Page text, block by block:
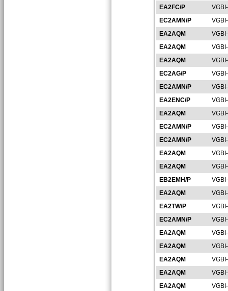
EA2FC/P
EC2AMN/P
EA2AQM
EA2AQM
EA2AQM
EC2AG/P
EC2AMN/P
EA2ENC/P
EA2AQM
EC2AMN/P
EC2AMN/P
EA2AQM
EA2AQM
EB2EMH/P
EA2AQM
EA2TW/P
EC2AMN/P
EA2AQM
EA2AQM
EA2AQM
EA2AQM
EA2AQM